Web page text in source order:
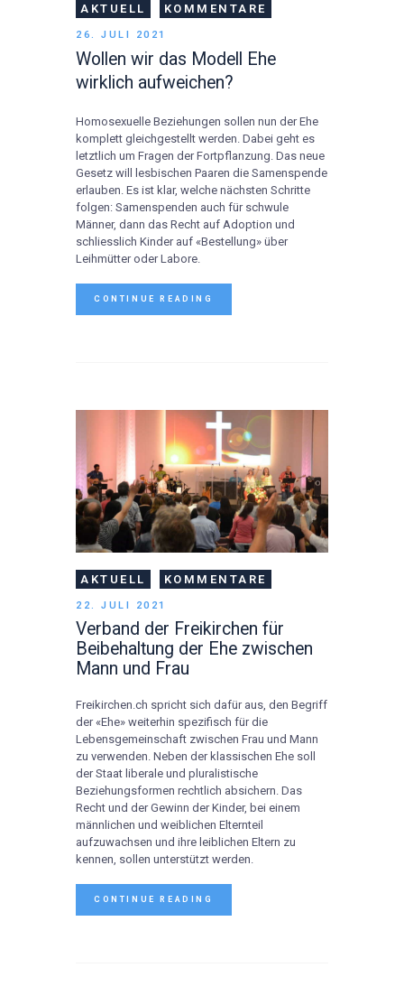
AKTUELL KOMMENTARE
26. JULI 2021
Wollen wir das Modell Ehe
wirklich aufweichen?
Homosexuelle Beziehungen sollen nun der Ehe
komplett gleichgestellt werden. Dabei geht es
letztlich um Fragen der Fortpflanzung. Das neue
Gesetz will lesbischen Paaren die Samenspende
erlauben. Es ist klar, welche nächsten Schritte
folgen: Samenspenden auch für schwule
Männer, dann das Recht auf Adoption und
schliesslich Kinder auf «Bestellung» über
Leihmütter oder Labore.
CONTINUE READING
AKTUELL KOMMENTARE
22. JULI 2021
Verband der Freikirchen für
Beibehaltung der Ehe zwischen
Mann und Frau
Freikirchen.ch spricht sich dafür aus, den Begriff
der «Ehe» weiterhin spezifisch für die
Lebensgemeinschaft zwischen Frau und Mann
zu verwenden. Neben der klassischen Ehe soll
der Staat liberale und pluralistische
Beziehungsformen rechtlich absichern. Das
Recht und der Gewinn der Kinder, bei einem
männlichen und weiblichen Elternteil
aufzuwachsen und ihre leiblichen Eltern zu
kennen, sollen unterstützt werden.
CONTINUE READING